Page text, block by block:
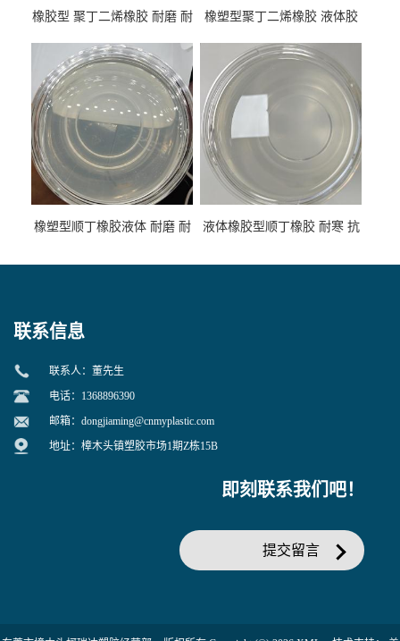
橡胶型 聚丁二烯橡胶 耐磨 耐
性
橡塑型聚丁二烯橡胶 液体胶
专用
橡塑型顺丁橡胶液体 耐磨 耐
液体橡胶型顺丁橡胶 耐寒 抗
联系信息
联系人：董先生
电话：1368896390
邮箱： dongjiaming@cnmyplastic.com
地址：樟木头镇塑胶市场1期Z栋15B
即刻联系我们吧！
提交留言